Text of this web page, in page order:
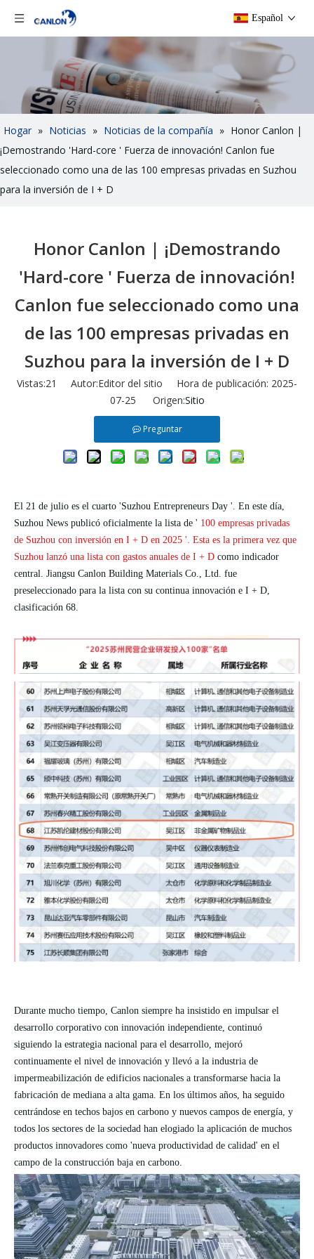
Español
Hogar » Noticias » Noticias de la compañía » Honor Canlon |
¡Demostrando 'Hard-core ' Fuerza de innovación! Canlon fue
seleccionado como una de las 100 empresas privadas en Suzhou
para la inversión de I + D
Honor Canlon | ¡Demostrando
'Hard-core ' Fuerza de innovación!
Canlon fue seleccionado como una
de las 100 empresas privadas en
Suzhou para la inversión de I + D
Vistas:21
Autor:Editor del sitio Hora de publicación: 2025-
07-25 Origen:Sitio
Preguntar
El 21 de julio es el cuarto 'Suzhou Entrepreneurs Day '. En este día,
Suzhou News publicó oficialmente la lista de ' 100 empresas privadas
de Suzhou con inversión en I + D en 2025 '. Esta es la primera vez que
Suzhou lanzó una lista con gastos anuales de I + D como indicador
central. Jiangsu Canlon Building Materials Co., Ltd. fue
preseleccionado para la lista con su continua innovación e I + D,
clasificación 68.
Durante mucho tiempo, Canlon siempre ha insistido en impulsar el
desarrollo corporativo con innovación independiente, continuó
siguiendo la estrategia nacional para el desarrollo, mejoró
continuamente el nivel de innovación y llevó a la industria de
impermeabilización de edificios nacionales a transformarse hacia la
fabricación de mediana a alta gama. En los últimos años, ha seguido
centrándose en techos bajos en carbono y nuevos campos de energía, y
todos los sectores de la sociedad han elogiado la aplicación de muchos
productos innovadores como 'nueva productividad de calidad' en el
campo de la construcción baja en carbono.